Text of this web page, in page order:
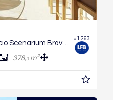
#1.263
Cobertura Duplex no Edifício Scenarium Brava Norte
378,0m²